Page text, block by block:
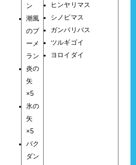
ン
潮風
のブ
ーメ
ラン
炎の
矢
×5
氷の
矢
×5
バク
ダン
ヒンヤリマス
シノビマス
ガンバリバス
ツルギゴイ
ヨロイダイ